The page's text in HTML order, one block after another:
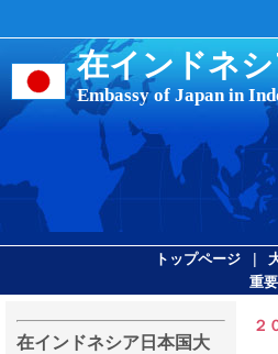
在インドネ
Embassy of Japan in
トップページ |
重
在インドネシア日本国大
２